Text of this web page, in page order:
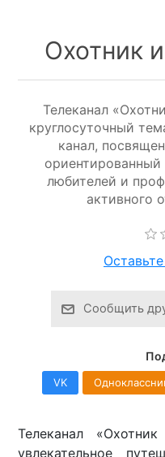
Охотник
Телеканал
круглосуточный
канал,
любителей и
активного
Сообщить
VK
Телеканал
увлекательное